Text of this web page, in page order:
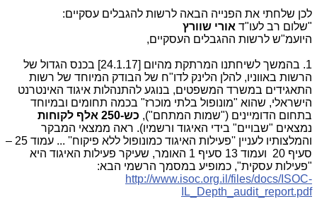
לכן שלחתי את הפנייה הבאה לרשות להגבלים עסקיים:
"שלום רב לעו"ד אורי שוורץ
היועמ"ש לרשות ההגבלים העסקיים,
1. בהמשך לשיחתנו המרתקת מהיום [24.1.17] בכנס הגדול של
הרשות באווניו, להלן הלינק לדו"ח של הבודק המיוחד של רשות
התאגידים במשרד המשפטים, בנוגע להתנהלות איגוד האינטרנט
הישראלי, שהוא "מונופול בלתי מוכרז" בכמה תחומים ובמיוחד
בתחום הדומיינים ("שמות המתחם"), כש-250 אלף לקוחות
נמצאים "שבויים" בידי האיגוד ורשמיו). ראה ממצאי המבקר
והמלצותיו לעניין ''פעילות האיגוד כמונופול ללא פיקוח'' ... עמוד 25 –
סעיף 20 ועמוד 13 סעיף 1 האומר, שעיקר פעילות האיגוד היא
"פעילות עסקית", כמופיע במסמך הרשמי הבא:
http://www.isoc.org.il/files/docs/ISOC-
IL_Depth_audit_report.pdf